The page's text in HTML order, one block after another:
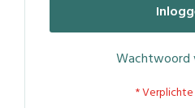
Wachtwoord